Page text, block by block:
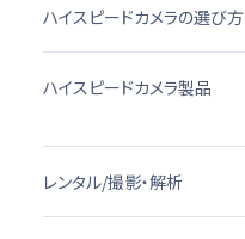
ハイスピードカメラの選び方
ハイスピードカメラ製品
レンタル/撮影・解析